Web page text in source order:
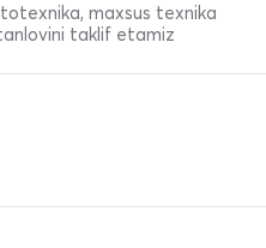
maxsus texnika
taklif etamiz